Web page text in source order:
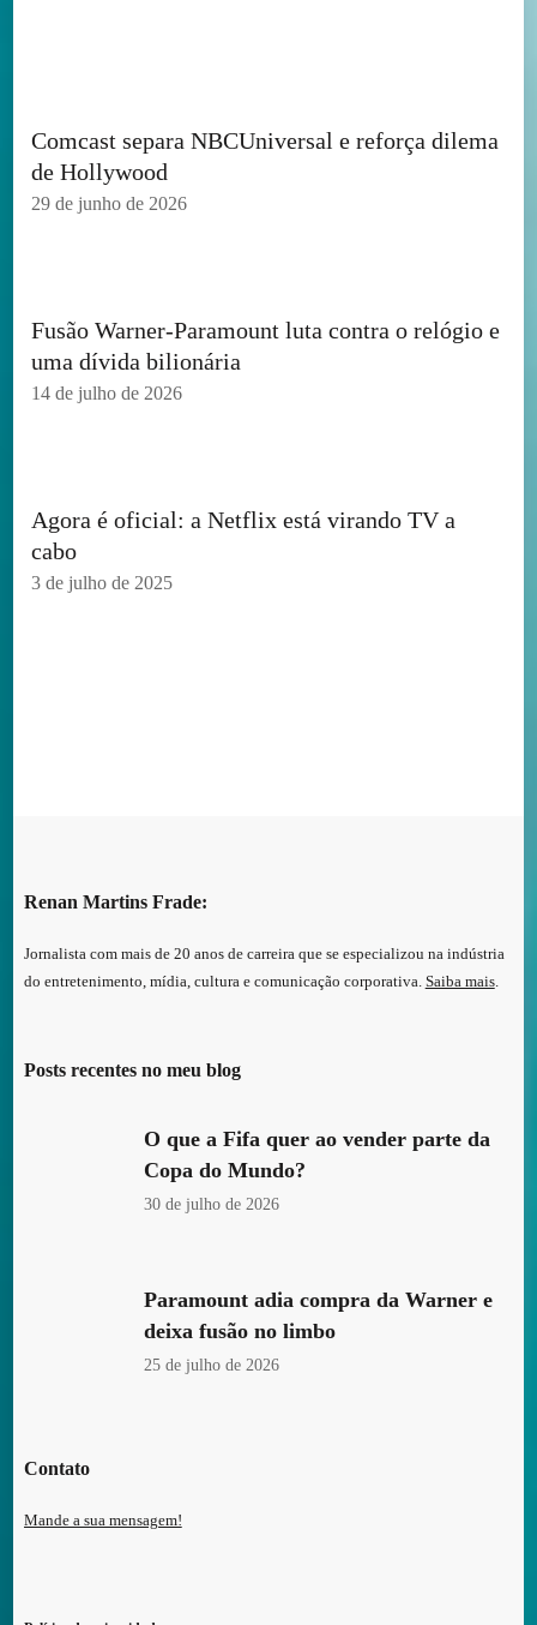
Comcast separa NBCUniversal e reforça dilema
de Hollywood
29 de junho de 2026
Fusão Warner-Paramount luta contra o relógio e
uma dívida bilionária
14 de julho de 2026
Agora é oficial: a Netflix está virando TV a
cabo
3 de julho de 2025
Renan Martins Frade:
Jornalista com mais de 20 anos de carreira que se especializou na indústria
do entretenimento, mídia, cultura e comunicação corporativa. Saiba mais.
Posts recentes no meu blog
O que a Fifa quer ao vender parte da
Copa do Mundo?
30 de julho de 2026
Paramount adia compra da Warner e
deixa fusão no limbo
25 de julho de 2026
Contato
Mande a sua mensagem!